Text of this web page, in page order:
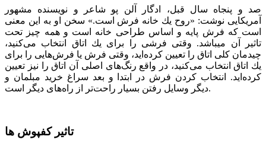
صد و پنجاه سال قبل، ادگار آلن پو شاعر و نویسنده مشهور
آمریکایی نوشت: «روح یك خانه فرش است.» سخن او به این معنی
است كه فرش پایه و اساس طراحی خانه است و همه چیز تحت
تاثیر آن می­باشد. وقتی فرشی را برای یك اتاق انتخاب می‌كنید،
چیدمان كلی اتاق را تعیین كرده‌اید، وقتی فرش یا فرش‌هایی را برای
یك اتاق انتخاب می‌كنید، در واقع رنگ‌های اصلی آن اتاق را نیز تعیین
كرده‌اید. انتخاب کردن فرش در ابتدا و بعد سراغ خرید مبلمان و
دیگر وسایل رفتن بسیار راحت‌تر از راه‌های دیگر است.
تاثیر کفپوش ها